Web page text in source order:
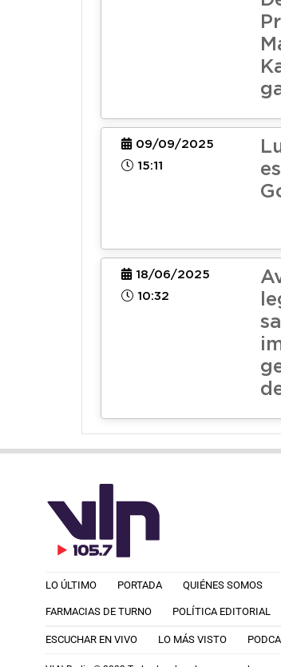
09/09/2025
15:11
18/06/2025
10:32
LO ÚLTIMO PORTADA QUIÉNES SOMOS
FARMACIAS DE TURNO POLÍTICA EDITORIAL
ESCUCHAR EN VIVO LO MÁS VISTO